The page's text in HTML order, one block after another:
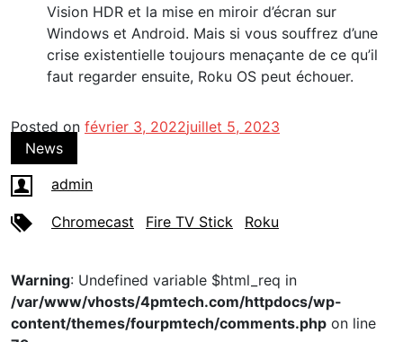
Vision HDR et la mise en miroir d’écran sur
Windows et Android. Mais si vous souffrez d’une
crise existentielle toujours menaçante de ce qu’il
faut regarder ensuite, Roku OS peut échouer.
Posted on février 3, 2022juillet 5, 2023
News
admin
Chromecast Fire TV Stick Roku
Warning: Undefined variable $html_req in
/var/www/vhosts/4pmtech.com/httpdocs/wp-
content/themes/fourpmtech/comments.php on line